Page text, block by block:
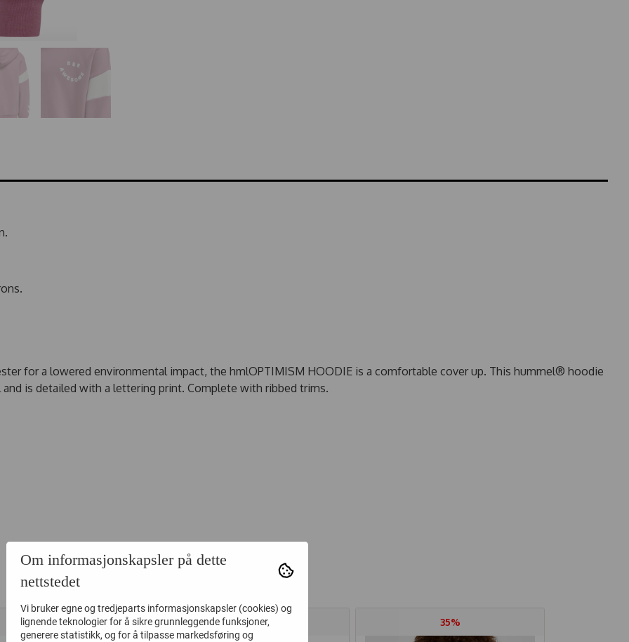
for a lowered environmental impact, the hmlOPTIMISM HOODIE is a comfortable cover up. This hummel® hoodie
is detailed with a lettering print. Complete with ribbed trims.
ALTERNATIVE PRODUKTER
50% 30% 35%
Om informasjonskapsler på dette
nettstedet
Vi bruker egne og tredjeparts informasjonskapsler (cookies) og
lignende teknologier for å sikre grunnleggende funksjoner,
generere statistikk, og for å tilpasse markedsføring og